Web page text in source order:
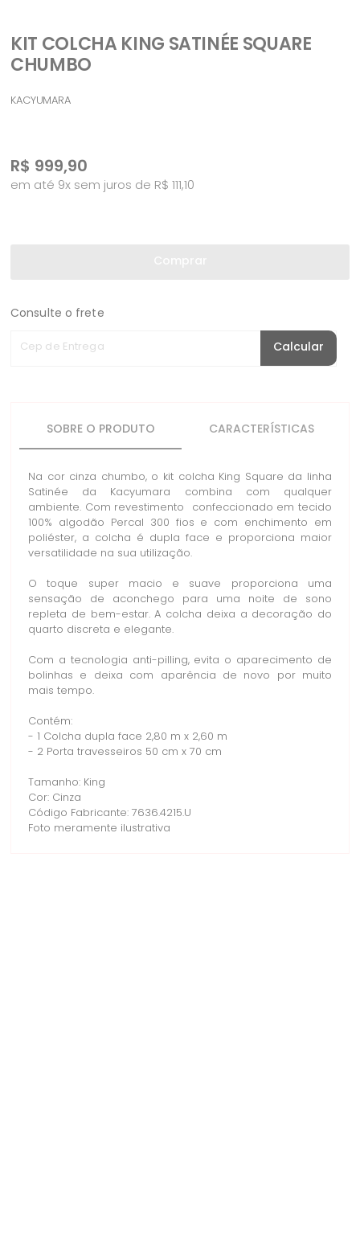
KIT COLCHA KING SATINÉE SQUARE
CHUMBO
KACYUMARA
R$ 999,90
em até 9x sem juros de R$ 111,10
Consulte o frete
Cep de Entrega Calcular
SOBRE O PRODUTO CARACTERÍSTICAS
Na cor cinza chumbo, o kit colcha King Square da linha
Satinée da Kacyumara combina com qualquer
ambiente. Com revestimento confeccionado em tecido
100% algodão Percal 300 fios e com enchimento em
poliéster, a colcha é dupla face e proporciona maior
versatilidade na sua utilização.
O toque super macio e suave proporciona uma
sensação de aconchego para uma noite de sono
repleta de bem-estar. A colcha deixa a decoração do
quarto discreta e elegante.
Com a tecnologia anti-pilling, evita o aparecimento de
bolinhas e deixa com aparência de novo por muito
mais tempo.
Contém:
- 1 Colcha dupla face 2,80 m x 2,60 m
- 2 Porta travesseiros 50 cm x 70 cm
Tamanho: King
Cor: Cinza
Código Fabricante: 7636.4215.U
Foto meramente ilustrativa